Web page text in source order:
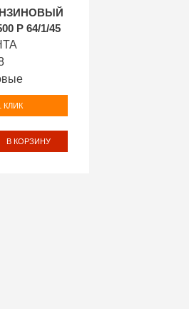
Р 64/1/45
КЛИК
В КОРЗИНУ